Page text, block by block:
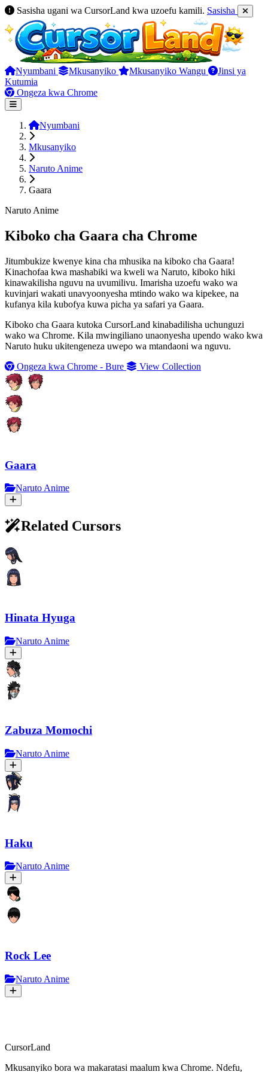
Sasisha ugani wa CursorLand kwa uzoefu kamili. Sasisha
Nyumbani Mkusanyiko Mkusanyiko Wangu
Jinsi ya
Kutumia
Ongeza kwa Chrome
Nyumbani
Mkusanyiko
Naruto Anime
Gaara
Naruto Anime
Kiboko cha Gaara cha Chrome
Jitumbukize kwenye kina cha mhusika na kiboko cha Gaara!
Kinachofaa kwa mashabiki wa kweli wa Naruto, kiboko hiki
kinawakilisha nguvu na uvumilivu. Imarisha uzoefu wako wa
kuvinjari wakati unavyoonyesha mtindo wako wa kipekee, na
kufanya kila kubofya kuwa picha ya safari ya Gaara.
Kiboko cha Gaara kutoka CursorLand kinabadilisha uchunguzi
wako wa Chrome. Kila mwingiliano unaonyesha upendo wako kwa
Naruto huku ukitengeneza uwepo wa mtandaoni wa nguvu.
Ongeza kwa Chrome - Bure
View Collection
Gaara
Naruto Anime
Related Cursors
Hinata Hyuga
Naruto Anime
Zabuza Momochi
Naruto Anime
Haku
Naruto Anime
Rock Lee
Naruto Anime
CursorLand
Mkusanyiko bora wa makaratasi maalum kwa Chrome. Ndefu,